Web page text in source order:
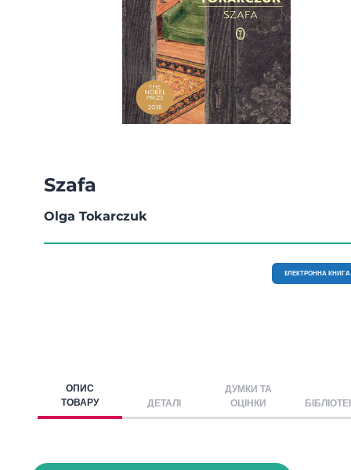
Szafa
Olga Tokarczuk
EЛЕКТРОННА КНИГА
ОПИС
ТОВАРУ
ДЕТАЛІ
ДУМКИ ТА
ОЦІНКИ